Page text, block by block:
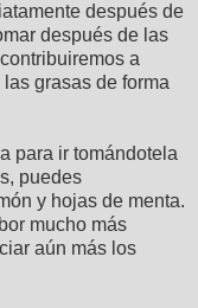
después de
después de las
a
grasas de forma
para ir tomándotela
puedes
y hojas de menta.
mucho más
aún más los